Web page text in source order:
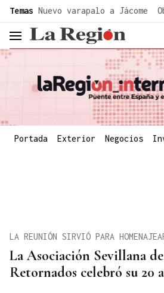
Temas Nuevo varapalo a Jácome
header.menu.open
Portada Exterior Negocios
La Asociación Sevillana
Retornados celebró su 20
LA REUNIÓN SIRVIÓ PARA